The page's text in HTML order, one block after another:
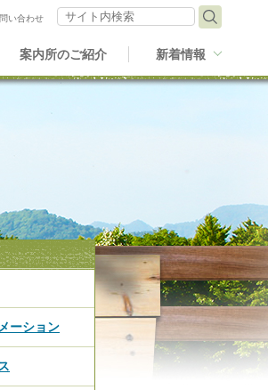
案内所のご紹介 新着情報
い合わせ
サイト内検索
ーション